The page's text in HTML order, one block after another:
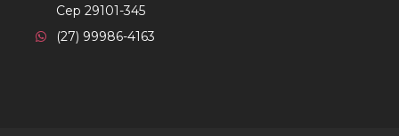
Cep 29101-345
(27) 99986-4163